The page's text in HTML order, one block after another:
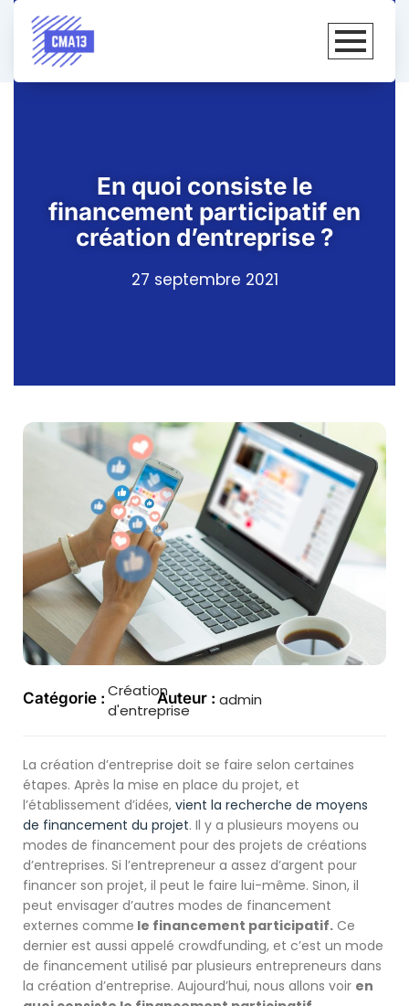
En quoi consiste le
financement participatif en
création d’entreprise ?
27 septembre 2021
Catégorie : Création
d'entreprise
Auteur : admin
La création d’entreprise doit se faire selon certaines
étapes. Après la mise en place du projet, et
l’établissement d’idées, vient la recherche de moyens
de financement du projet. Il y a plusieurs moyens ou
modes de financement pour des projets de créations
d’entreprises. Si l’entrepreneur a assez d’argent pour
financer son projet, il peut le faire lui-même. Sinon, il
peut envisager d’autres modes de financement
externes comme le financement participatif. Ce
dernier est aussi appelé crowdfunding, et c’est un mode
de financement utilisé par plusieurs entrepreneurs dans
la création d’entreprise. Aujourd’hui, nous allons voir en